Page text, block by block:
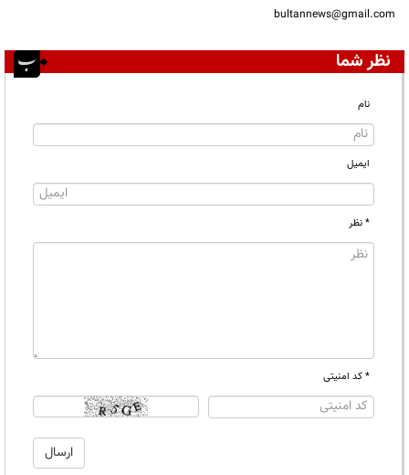
bultannews@gmail.com
نظر شما
نام
ایمیل
* نظر
* کد امنیتی